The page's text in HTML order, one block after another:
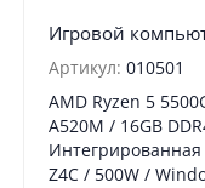
Игровой
Артикул: 010501
AMD Ryzen 5
A520M / 16GB
Z4C / 500W /